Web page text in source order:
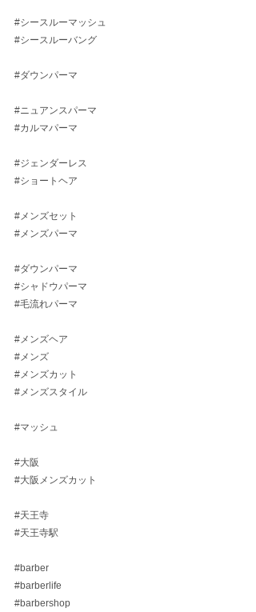
#シースルーマッシュ
#シースルーバング
#ダウンパーマ
#ニュアンスパーマ
#カルマパーマ
#ジェンダーレス
#ショートヘア
#メンズセット
#メンズパーマ
#ダウンパーマ
#シャドウパーマ
#毛流れパーマ
#メンズヘア
#メンズ
#メンズカット
#メンズスタイル
#マッシュ
#大阪
#大阪メンズカット
#天王寺
#天王寺駅
#barber
#barberlife
#barbershop